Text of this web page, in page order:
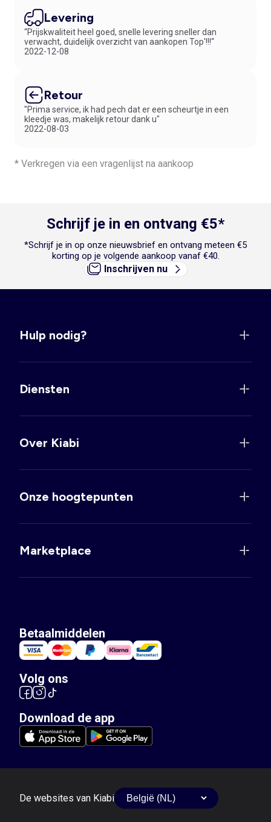
Levering
“Prijskwaliteit heel goed, snelle levering sneller dan
verwacht, duidelijk overzicht van aankopen Top'!!!“
2022-12-08
Retour
"Prima service, ik had pech dat er een scheurtje in een
kleedje was, makelijk retour dank u"
2022-08-03
* Verkregen via een vragenlijst na aankoop
Schrijf je in en ontvang €5*
*Schrijf je in op onze nieuwsbrief en ontvang meteen €5
korting op je volgende aankoop vanaf €40.
Inschrijven nu
Hulp nodig?
Diensten
Over Kiabi
Onze hoogtepunten
Marketplace
Betaalmiddelen
Volg ons
Download de app
De websites van Kiabi